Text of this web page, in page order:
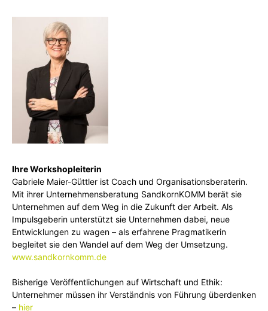
Ihre Workshopleiterin
Gabriele Maier-Güttler ist Coach und Organisationsberaterin.
Mit ihrer Unternehmensberatung SandkornKOMM berät sie
Unternehmen auf dem Weg in die Zukunft der Arbeit. Als
Impulsgeberin unterstützt sie Unternehmen dabei, neue
Entwicklungen zu wagen – als erfahrene Pragmatikerin
begleitet sie den Wandel auf dem Weg der Umsetzung.
www.sandkornkomm.de
Bisherige Veröffentlichungen auf Wirtschaft und Ethik:
Unternehmer müssen ihr Verständnis von Führung überdenken
– hier